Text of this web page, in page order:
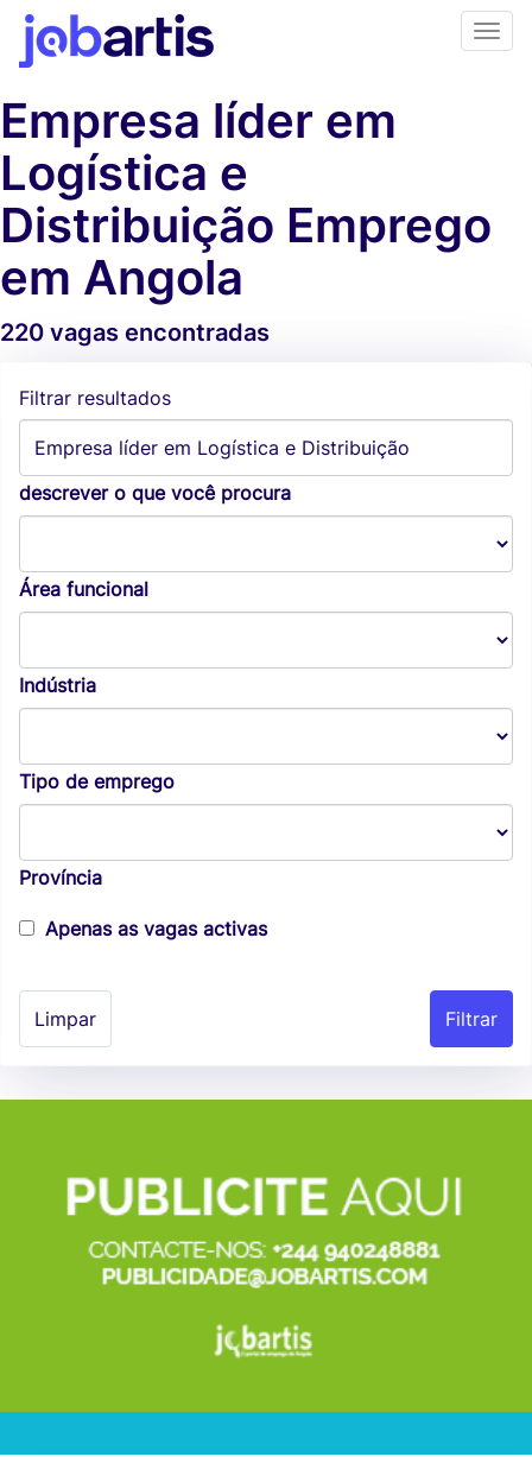
Empresa líder em
Logística e
Distribuição Emprego
em Angola
220 vagas encontradas
Filtrar resultados
descrever o que você procura
Área funcional
Indústria
Tipo de emprego
Província
Apenas as vagas activas
Limpar